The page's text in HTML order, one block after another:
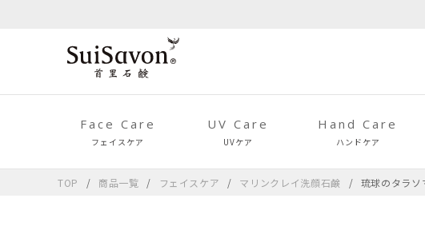
Face Care
フェイスケア
UV Care
UVケア
Hand Care
ハンドケア
TOP 商品一覧 フェイスケア マリンクレイ洗顔石鹸 琉球のタラソ